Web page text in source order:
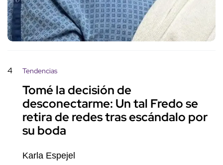
4 Tendencias
Tomé la decisión de
desconectarme: Un tal Fredo se
retira de redes tras escándalo por
su boda
Karla Espejel